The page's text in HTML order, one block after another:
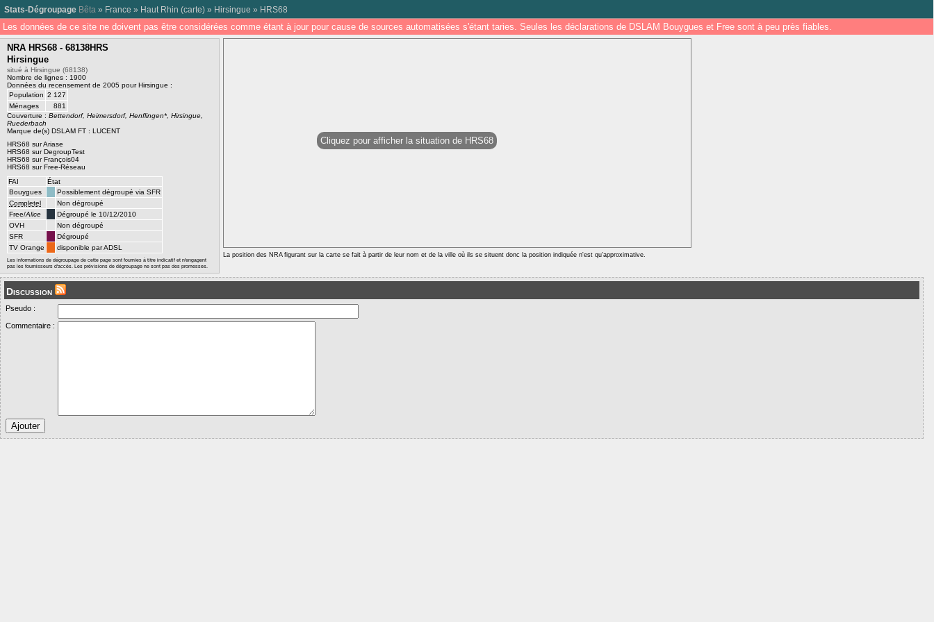
Stats-Dégroupage Bêta » France » Haut Rhin (carte) » Hirsingue » HRS68
Les données de ce site ne doivent pas être considérées comme étant à jour pour cause de sources automatisées s'étant taries. Seules les déclarations de DSLAM Bouygues et Free sont à peu près fiables.
NRA HRS68 - 68138HRS
Hirsingue
situé à Hirsingue (68138)
Nombre de lignes : 1900
Données du recensement de 2005 pour Hirsingue :
Population 2 127
Ménages
881
Couverture : Bettendorf, Heimersdorf, Henflingen*, Hirsingue,
Ruederbach
Marque de(s) DSLAM FT : LUCENT
HRS68 sur Ariase
HRS68 sur DegroupTest
HRS68 sur François04
HRS68 sur Free-Réseau
FAI
État
Bouygues
Possiblement dégroupé via SFR
Completel
Non dégroupé
Free/Alice
Dégroupé le 10/12/2010
OVH
Non dégroupé
SFR
Dégroupé
TV Orange
disponible par ADSL
Les informations de dégroupage de cette page sont fournies à titre indicatif et n'engagent
pas les fournisseurs d'accès. Les prévisions de dégroupage ne sont pas des promesses.
Cliquez pour afficher la situation de HRS68
La position des NRA figurant sur la carte se fait à partir de leur nom et de la ville où ils se situent donc la position indiquée n'est qu'approximative.
Discussion
Pseudo :
Commentaire :